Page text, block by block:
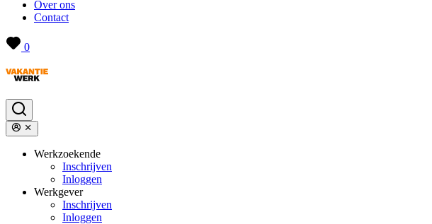
Over ons
Contact
0
Werkzoekende
Inschrijven
Inloggen
Werkgever
Inschrijven
Inloggen